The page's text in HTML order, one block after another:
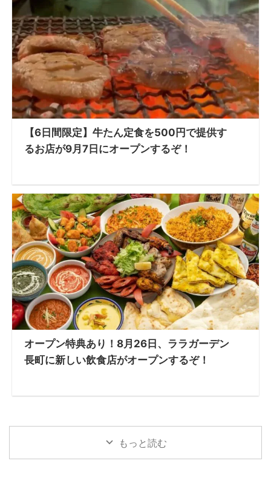
【6日間限定】牛たん定食を500円で提供す
るお店が9月7日にオープンするぞ！
オープン特典あり！8月26日、ララガーデン
長町に新しい飲食店がオープンするぞ！
もっと読む